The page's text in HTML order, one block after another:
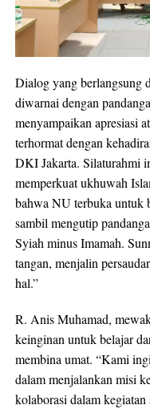
Dialog yang berlangsung
diwarnai dengan
menyampaikan apresiasi
terhormat dengan
DKI Jakarta. Silaturahmi
memperkuat ukhuwah
bahwa NU terbuka untuk
sambil mengutip
Syiah minus Imamah.
tangan, menjalin
hal.”
R. Anis Muhamad,
keinginan untuk belajar
membina umat. “Kami
dalam menjalankan misi
kolaborasi dalam